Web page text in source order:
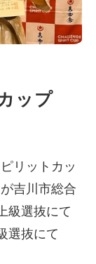
ップ
リットカッ
吉川市総合
級選抜にて
選抜にて